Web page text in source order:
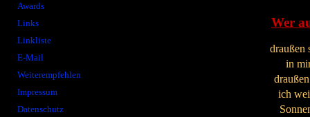
Awards
Links
Linkliste
E-Mail
Weiterempfehlen
Impressum
Datenschutz
Wer
draußen
in
ich